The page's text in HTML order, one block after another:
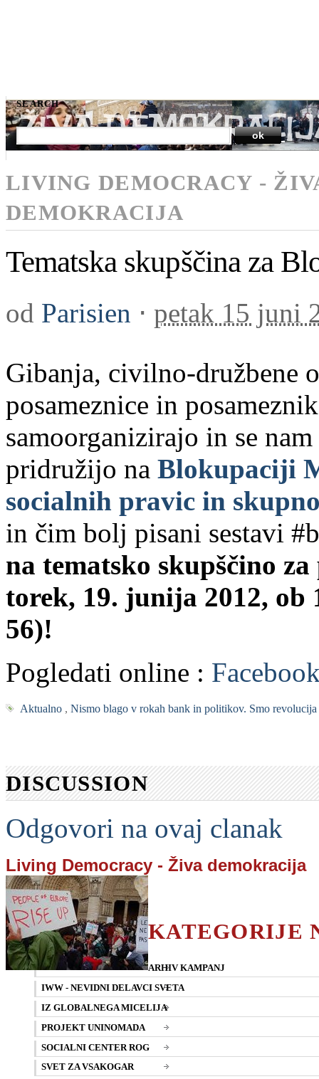
SEARCH
LIVING DEMOCRACY -
DEMOKRACIJA
Tematska skupščina za
od Parisien ⋅ petak 15 juni
Gibanja, civilno-družbene
posameznice in
samoorganizirajo in se
pridružijo na Blokupaciji
socialnih pravic in
in čim bolj pisani sestavi
na tematsko skupščino
torek, 19. junija 2012, ob
56)!
Pogledati online :
Aktualno, Nismo blago v rokah bank in politikov. Smo revolucija
DISCUSSION
Odgovori na ovaj clanak
Living Democracy - Živa demokracija
KATEGORIJE
ARHIV KAMPANJ
IWW - NEVIDNI DELAVCI SVETA
IZ GLOBALNEGA MICELIJA
PROJEKT UNINOMADA
SOCIALNI CENTER ROG
SVET ZA VSAKOGAR